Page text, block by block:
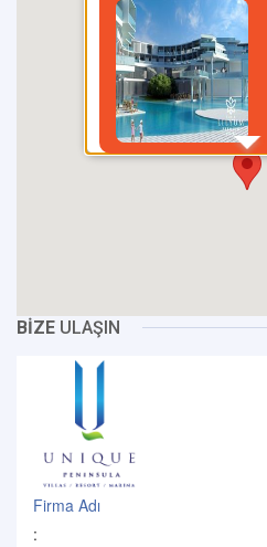
BİZE ULAŞIN
Firma Adı
: